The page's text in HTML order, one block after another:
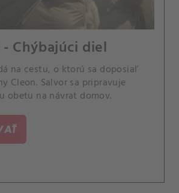
Chýbajúci diel
na cestu, o ktorú sa doposiaľ
Cleon. Salvor sa pripravuje
obetu na návrat domov.